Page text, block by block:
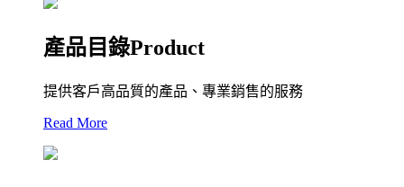
產品目錄Product
提供客戶高品質的產品、專業銷售的服務
Read More